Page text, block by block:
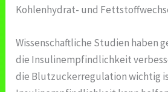
Kohlenhydrat- und
Wissenschaftliche Studien haben
die Insulinempfindlichkeit
die Blutzuckerregulation wichtig